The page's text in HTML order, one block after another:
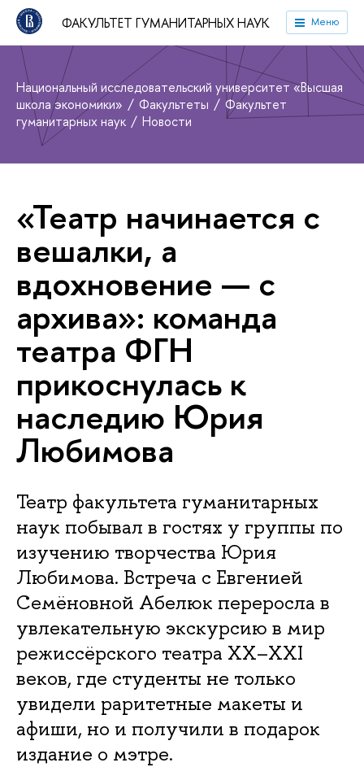
ФАКУЛЬТЕТ ГУМАНИТАРНЫХ НАУК Меню
Национальный исследовательский университет «Высшая
школа экономики»
Факультеты
Факультет
гуманитарных наук
Новости
«Театр начинается с
вешалки, а
вдохновение — с
архива»: команда
театра ФГН
прикоснулась к
наследию Юрия
Любимова
Театр факультета гуманитарных
наук побывал в гостях у группы по
изучению творчества Юрия
Любимова. Встреча с Евгенией
Семёновной Абелюк переросла в
увлекательную экскурсию в мир
режиссёрского театра XX–XXI
веков, где студенты не только
увидели раритетные макеты и
афиши, но и получили в подарок
издание о мэтре.